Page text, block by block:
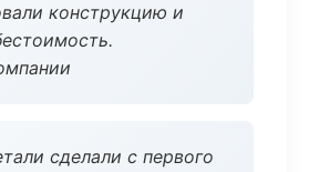
конструкцию и
сделали с первого